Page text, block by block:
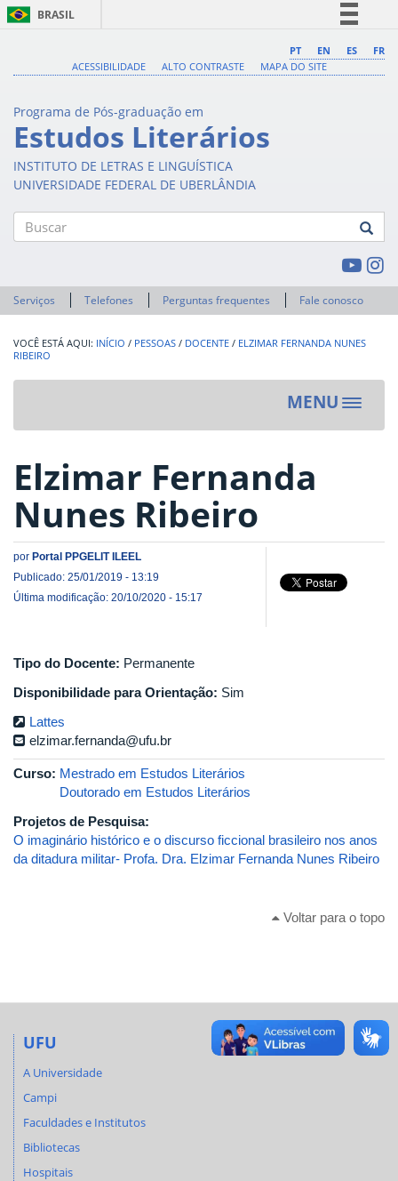
BRASIL
Comunica BR
Acesso à informação
Legislação
PT EN ES
FR
ACESSIBILIDADE
ALTO CONTRASTE MAPA DO SITE
Programa de Pós-graduação em
Estudos Literários
INSTITUTO DE LETRAS E LINGUÍSTICA
UNIVERSIDADE FEDERAL DE UBERLÂNDIA
Serviços Telefones Perguntas frequentes Fale conosco
INÍCIO / PESSOAS / DOCENTE / ELZIMAR FERNANDA NUNES
RIBEIRO
MENU
Toggle
Elzimar Fernanda
Nunes Ribeiro
por Portal PPGELIT ILEEL
Publicado: 25/01/2019 - 13:19
Última modificação: 20/10/2020 - 15:17
Tipo do Docente: Permanente
Disponibilidade para Orientação: Sim
Lattes
elzimar.fernanda@ufu.br
Curso: Mestrado em Estudos Literários
Doutorado em Estudos Literários
Projetos de Pesquisa:
O imaginário histórico e o discurso ficcional brasileiro nos anos
da ditadura militar- Profa. Dra. Elzimar Fernanda Nunes Ribeiro
Voltar para o topo
UFU
A Universidade
Campi
Faculdades e Institutos
Bibliotecas
Hospitais